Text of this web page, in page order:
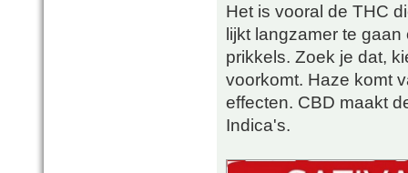
Het is vooral de THC
lijkt langzamer te
prikkels. Zoek je dat,
voorkomt. Haze komt
effecten. CBD maakt
Indica's.